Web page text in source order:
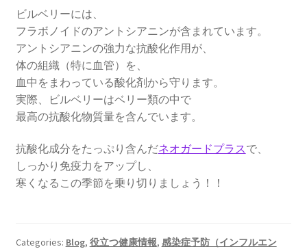
ビルベリーには、
フラボノイドのアントシアニンが含まれています。
アントシアニンの強力な抗酸化作用が、
体の組織（特に血管）を、
血中をまわっている酸化剤から守ります。
実際、ビルベリーはベリー類の中で
最高の抗酸化物質量を含んでいます。
抗酸化成分をたっぷり含んだネオガードプラスで、
しっかり免疫力をアップし、
寒くなるこの季節を乗り切りましょう！！
Categories: Blog, 役立つ健康情報, 感染症予防（インフルエン